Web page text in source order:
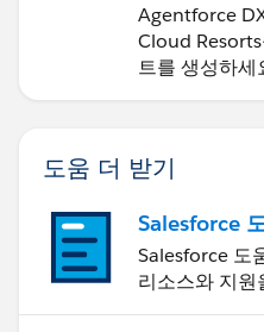
Agentforce
Cloud
트를 생성하세
도움 더 받기
Salesforce
Salesforce 도
리소스와 지원